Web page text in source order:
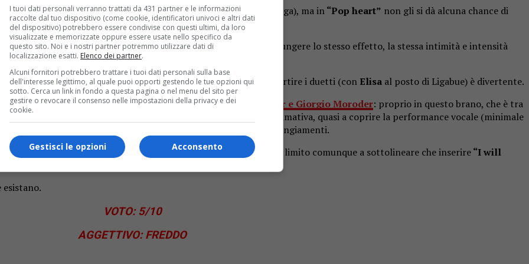
Giorgiasarà anche una grandissima cantante (nessuno lo nega), ma in“Pop heart” non gli si dà alcuna chance di
(con troppe blue note) canzoni che altri interpretano”.
Tiziano Ferrosu“Il conforto”non riesce minimamente a raggiungere lo stesso effetto, la stessa intimità e intensità
perde tutta la sua sfumata tenerezza, per quanto l’idea di invertire i duetti (con Elisa al posto di Ligabue) è divertente.
diventi palese su“I feel love”, il gioiellino diDonna Summer e Giorgio Moroder: proprio in questo brano, che è tra
di interessante, ricalcando l’originale in maniera approssimativa, quasi a coprire la performance vocale (minimale
, completamente macellata dai nuovi orribili arrangiamenti.
questa o quella canzone, oppure distruggendo le altre: mi limito comunque a sottolineare che inserire“I will
provini per X Factor che un progetto artistico.
esistano.
VOTO: 5/10
AGGETTIVO: FREDDO
I tuoi dati personali verranno trattati da 431 partner e le informazioni
raccolte dal tuo dispositivo (come cookie, identificatori univoci e altri dati
del dispositivo) potrebbero essere condivise con questi ultimi, da loro
visualizzate e memorizzate oppure essere usate nello specifico da
questo sito. Noi e i nostri partner potremmo utilizzare dati di
localizzazione esatti. Elenco dei partner.
Alcuni fornitori potrebbero trattare i tuoi dati personali sulla base
dell'interesse legittimo, al quale puoi opporti gestendo le tue opzioni qui
sotto. Cerca un link in fondo a questa pagina o nel menu del sito per
gestire o revocare il consenso nelle impostazioni della privacy e dei
cookie.
Acconsento
Gestisci le opzioni